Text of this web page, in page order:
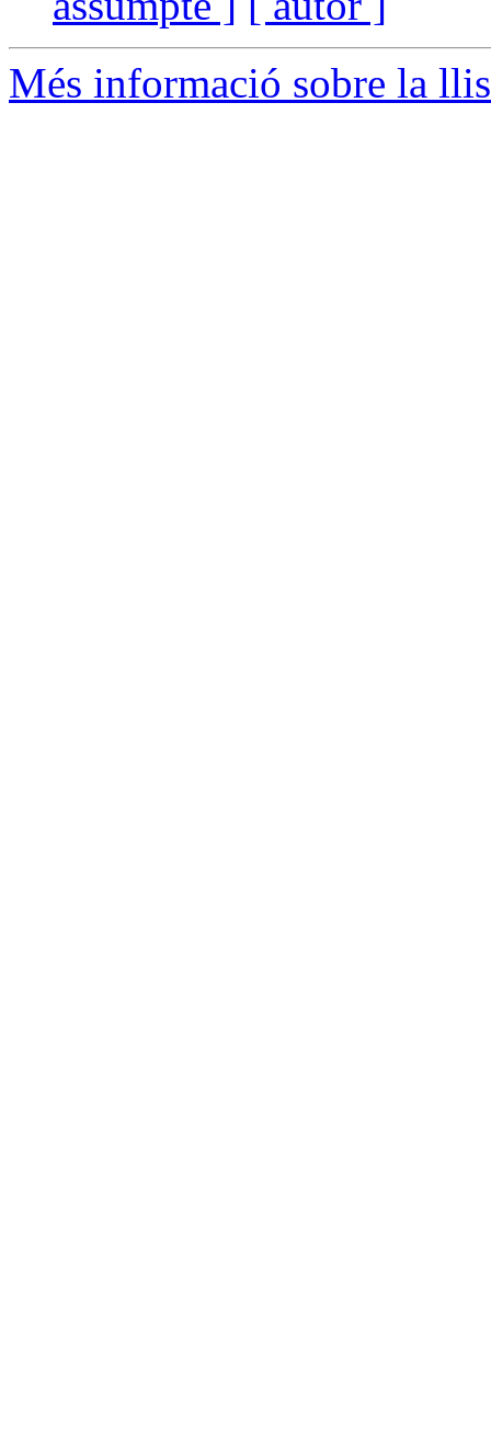
Més informació sobre la